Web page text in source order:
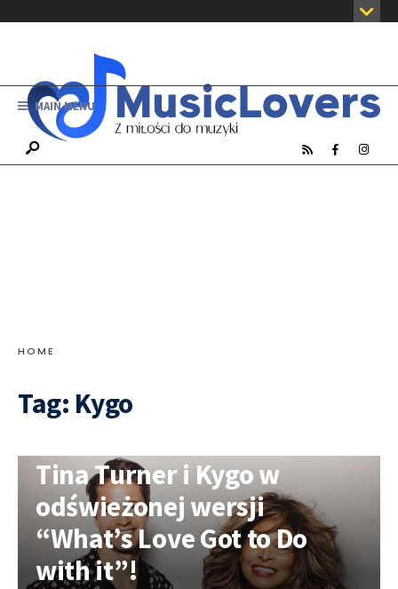
MAIN MENU
HOME
Tag: Kygo
Tina Turner i Kygo w
odświeżonej wersji
“What’s Love Got to Do
with it”!